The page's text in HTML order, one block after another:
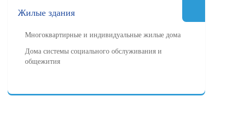
Жилые здания
Многоквартирные и индивидуальные жилые дома
Дома системы социального обслуживания и
общежития